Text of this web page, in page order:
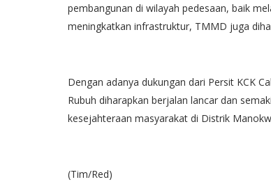
pembangunan di wilayah pedesaan, baik
meningkatkan infrastruktur, TMMD juga
Dengan adanya dukungan dari Persit KCK
Rubuh diharapkan berjalan lancar dan
kesejahteraan masyarakat di Distrik
(Tim/Red)